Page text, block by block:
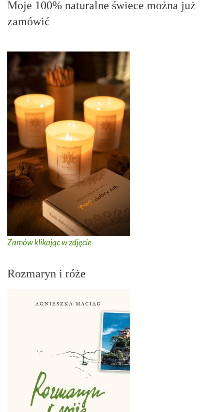
Moje 100% naturalne świece można już
zamówić
Zamów klikając w zdjęcie
Rozmaryn i róże